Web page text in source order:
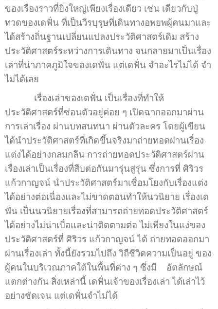
ของเรื่องราวที่ยิ่งใหญ่เพียงเรื่องเดียว เช่น เดียวกับปู่
ทวดของเดฟั่น ที่เป็นวีรบุรุษที่เดินทางอพยพผู้คนมาและ
ได้สร้างถิ่นฐานเปลี่ยนแปลงประวัติศาสตร์เดิม สร้าง
ประวัติศาสตร์ระหว่างการเดินทาง จนกลายมาเป็นเรื่อง
เล่าที่น่าภาคภูมิใจของเดฟั่น แต่เดฟั่น จำอะไรไม่ได้ จำ
ไม่ได้เลย
เรื่องเล่าของเดฟั่น เป็นเรื่องที่ทำให้
ประวัติศาสตร์ที่ซ่อนตัวอยู่ค่อย ๆ เปิดฉากออกมาผ่าน
การเล่าเรื่อง ผ่านบทสนทนา ผ่านตัวละคร โดยผู้เขียน
ได้นำประวัติศาสตร์ที่เกิดขึ้นจริงมาถ่ายทอดผ่านเรื่อง
แต่งได้อย่างกลมกลืน การถ่ายทอดประวัติศาสตร์ผ่าน
เรื่องเล่าเป็นเรื่องที่สืบต่อกันมารุ่นสู่รุ่น ซึ่งการที่ ศิริวร
แก้วกาญจน์ นำประวัติศาสตร์มาเชื่อมโยงกับเรื่องแต่ง
ได้อย่างต่อเนื่องและไม่ขาดตอนทำให้นวนิยาย เรื่องเด
ฟั่น เป็นนวนิยายเรื่องที่สามารถถ่ายทอดประวัติศาสตร์
ได้อย่างไม่น่าเบื่อและน่าติดตามต่อ ไม่เพียงในแง่ของ
ประวัติศาสตร์ที่ ศิริวร แก้วกาญจน์ ได้ ถ่ายทอดออกมา
ผ่านเรื่องเล่า ทั้งนี้ยังรวมไปถึง วิถีชีวิตความเป็นอยู่ ของ
ผู้คนในบริเวณภาคใต้ในพื้นที่ต่าง ๆ ซึ่งมี อัตลักษณ์
แตกต่างกัน สิ่งเหล่านี้ เดฟั่นเจ้าของเรื่องเล่า ได้เล่าไว้
อย่างชัดเจน แต่เดฟั่นจำไม่ได้